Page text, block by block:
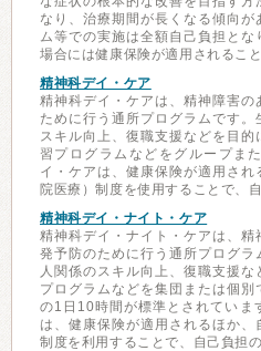
なり、治療期間が長くなる傾向
ム等での実施は全額自己負担とな
場合には健康保険が適用されるこ
精神科デイ・ケア
精神科デイ・ケアは、精神障害
ために行う通所プログラムです
スキル向上、復職支援などを目
習プログラムなどをグループま
イ・ケアは、健康保険が適用さ
院医療）制度を使用することで、
精神科デイ・ナイト・ケア
精神科デイ・ナイト・ケアは、
発予防のために行う通所プログ
人関係のスキル向上、復職支援
プログラムなどを集団または個
の1日10時間が標準とされていま
は、健康保険が適用されるほか、
制度を利用することで、自己負担